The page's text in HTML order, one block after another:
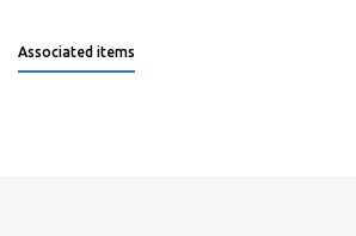
Associated items